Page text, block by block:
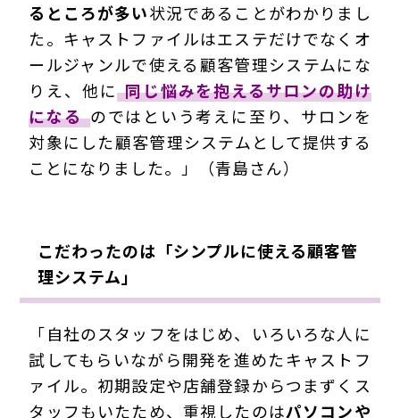
るところが多い状況であることがわかりまし
た。キャストファイルはエステだけでなくオ
ールジャンルで使える顧客管理システムにな
りえ、他に 同じ悩みを抱えるサロンの助け
になる のではという考えに至り、サロンを
対象にした顧客管理システムとして提供する
ことになりました。」（青島さん）
こだわったのは「シンプルに使える顧客管
理システム」
「自社のスタッフをはじめ、いろいろな人に
試してもらいながら開発を進めたキャストフ
ァイル。初期設定や店舗登録からつまずくス
タッフもいたため、重視したのはパソコンや